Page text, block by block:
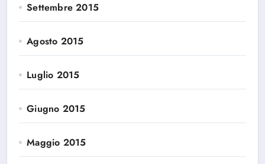
Settembre 2015
Agosto 2015
Luglio 2015
Giugno 2015
Maggio 2015